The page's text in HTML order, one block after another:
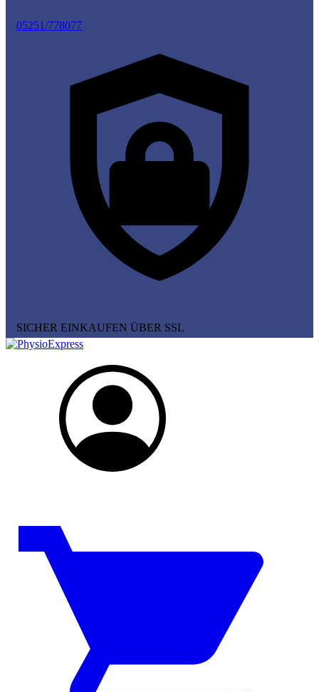
05251/778077
SICHER EINKAUFEN ÜBER SSL